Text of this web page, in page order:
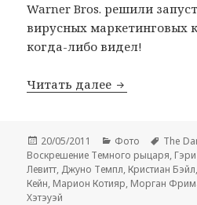
Warner Bros. решили
вирусных маркетинговых
когда-либо видел!
Читать далее Первое
Опубликовано
20/05/2011 Рубрики
Фото Метки
The
Воскрешение Темного рыцаря,
Левитт, Джуно Темпл, Кристиан Бэйл,
Кейн, Марион Котияр, Морган
Хэтэуэй